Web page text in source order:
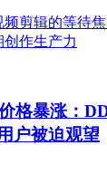
格暴涨：
户被迫观望